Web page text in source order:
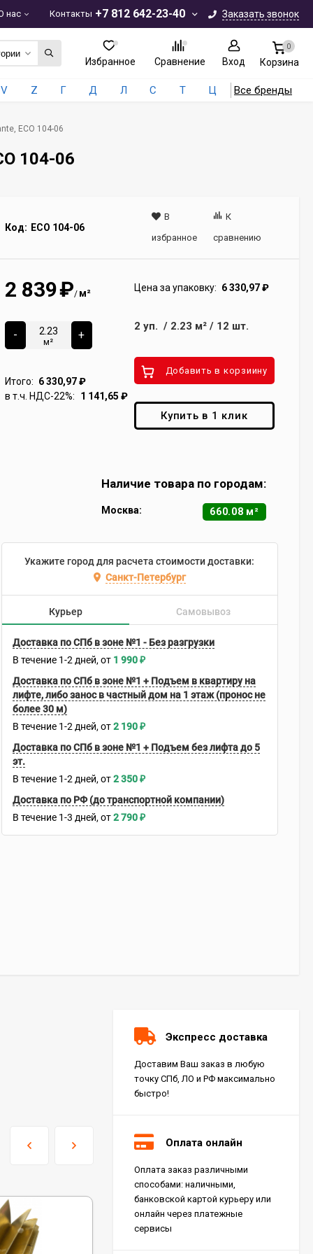
+7 812 642-23-40 Заказать звонок
нас Контакты
Избранное Сравнение Вход
0
Корзина
V Z Г Д Л С Т Ц Все бренды
ECO 104-06
104-06
Код: ECO 104-06
В
избранное
К
сравнению
2 839₽/ м²
-
м²
+
Итого: 6 330,97₽
в т.ч. НДС-22%:
1 141,65 ₽
Цена за упаковку: 6 330,97₽
2 уп. / 2.23 м²/ 12 шт.
Добавить в корзиину
Купить в 1 клик
Наличие товара по городам:
Москва: 660.08 м²
Укажите город для расчета стоимости доставки:
Санкт-Петербург
Курьер Самовывоз
Доставка по СПб в зоне №1 - Без разгрузки
В течение 1-2 дней 1 990₽
Доставка по СПб в зоне №1 + Подъем в квартиру на
лифте, либо занос в частный дом на 1 этаж (пронос не
более 30 м)
В течение 1-2 дней 2 190₽
Доставка по СПб в зоне №1 + Подъем без лифта до 5
эт.
В течение 1-2 дней 2 350₽
Доставка по РФ (до транспортной компании)
В течение 1-3 дней 2 790₽
Экспресс доставка
Доставим Ваш заказ в любую
точку СПб, ЛО и РФ максимально
быстро!
Оплата онлайн
Оплата заказ различными
способами: наличными,
банковской картой курьеру или
онлайн через платежные
сервисы
Керамогранит Italon
Charme Extra Silver Ret
60x120, 610010001196